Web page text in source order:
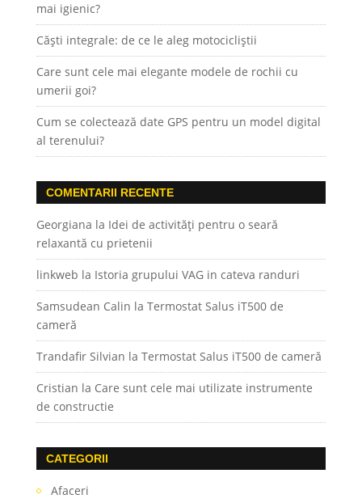
mai igienic?
Căști integrale: de ce le aleg motocicliștii
Care sunt cele mai elegante modele de rochii cu
umerii goi?
Cum se colectează date GPS pentru un model digital
al terenului?
COMENTARII RECENTE
Georgiana la Idei de activități pentru o seară
relaxantă cu prietenii
linkweb la Istoria grupului VAG in cateva randuri
Samsudean Calin la Termostat Salus iT500 de
cameră
Trandafir Silvian la Termostat Salus iT500 de cameră
Cristian la Care sunt cele mai utilizate instrumente
de constructie
CATEGORII
Afaceri